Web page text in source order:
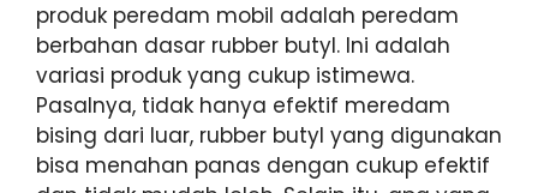
produk peredam mobil adalah peredam
berbahan dasar rubber butyl. Ini adalah
variasi produk yang cukup istimewa.
Pasalnya, tidak hanya efektif meredam
bising dari luar, rubber butyl yang digunakan
bisa menahan panas dengan cukup efektif